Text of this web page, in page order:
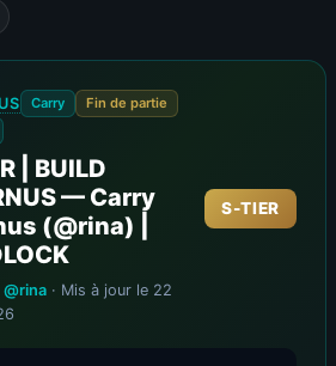
Carry
Fin de partie
| BUILD
— Carry
(@rina) |
@rina · Mis à jour le 22
S-TIER